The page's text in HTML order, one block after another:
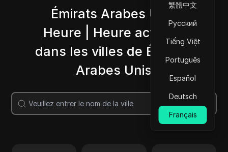
繁體中文
Русский
Tiếng Việt
Português
Español
Deutsch
Français
Émirats Arabes Unis
Heure | Heure actuelle
dans les villes de Émirats
Arabes Unis